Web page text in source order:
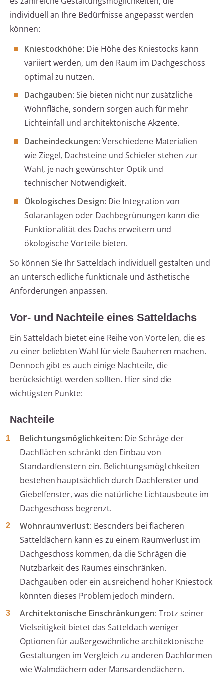
individuell an Ihre Bedürfnisse angepasst werden
können:
Kniestockhöhe: Die Höhe des Kniestocks kann
variiert werden, um den Raum im Dachgeschoss
optimal zu nutzen.
Dachgauben: Sie bieten nicht nur zusätzliche
Wohnfläche, sondern sorgen auch für mehr
Lichteinfall und architektonische Akzente.
Dacheindeckungen: Verschiedene Materialien
wie Ziegel, Dachsteine und Schiefer stehen zur
Wahl, je nach gewünschter Optik und
technischer Notwendigkeit.
Ökologisches Design: Die Integration von
Solaranlagen oder Dachbegrünungen kann die
Funktionalität des Dachs erweitern und
ökologische Vorteile bieten.
So können Sie Ihr Satteldach individuell gestalten und
an unterschiedliche funktionale und ästhetische
Anforderungen anpassen.
Vor- und Nachteile eines Satteldachs
Ein Satteldach bietet eine Reihe von Vorteilen, die es
zu einer beliebten Wahl für viele Bauherren machen.
Dennoch gibt es auch einige Nachteile, die
berücksichtigt werden sollten. Hier sind die
wichtigsten Punkte:
Nachteile
Belichtungsmöglichkeiten: Die Schräge der
Dachflächen schränkt den Einbau von
Standardfenstern ein. Belichtungsmöglichkeiten
bestehen hauptsächlich durch Dachfenster und
Giebelfenster, was die natürliche Lichtausbeute im
Dachgeschoss begrenzt.
Wohnraumverlust: Besonders bei flacheren
Satteldächern kann es zu einem Raumverlust im
Dachgeschoss kommen, da die Schrägen die
Nutzbarkeit des Raumes einschränken.
Dachgauben oder ein ausreichend hoher Kniestock
könnten dieses Problem jedoch mindern.
Architektonische Einschränkungen: Trotz seiner
Vielseitigkeit bietet das Satteldach weniger
Optionen für außergewöhnliche architektonische
Gestaltungen im Vergleich zu anderen Dachformen
wie Walmdächern oder Mansardendächern.